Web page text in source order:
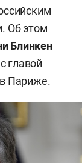
Об этом
Блинкен
главой
Париже.